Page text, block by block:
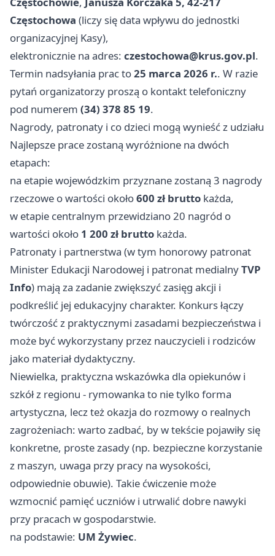
Częstochowa (liczy się data wpływu do jednostki
organizacyjnej Kasy),
elektronicznie na adres: czestochowa@krus.gov.pl.
Termin nadsyłania prac to25 marca 2026 r.. W razie
pytań organizatorzy proszą o kontakt telefoniczny
pod numerem (34) 378 85 19.
Nagrody, patronaty i co dzieci mogą wynieść z udziału
Najlepsze prace zostaną wyróżnione na dwóch
etapach:
na etapie wojewódzkim przyznane zostaną 3 nagrody
rzeczowe o wartości około600 zł brutto każda,
w etapie centralnym przewidziano 20 nagród o
wartości około 1 200 zł brutto każda.
Patronaty i partnerstwa (w tym honorowy patronat
Minister Edukacji Narodowej i patronat medialnyTVP
Info) mają za zadanie zwiększyć zasięg akcji i
podkreślić jej edukacyjny charakter. Konkurs łączy
twórczość z praktycznymi zasadami bezpieczeństwa i
może być wykorzystany przez nauczycieli i rodziców
jako materiał dydaktyczny.
Niewielka, praktyczna wskazówka dla opiekunów i
szkół z regionu - rymowanka to nie tylko forma
artystyczna, lecz też okazja do rozmowy o realnych
zagrożeniach: warto zadbać, by w tekście pojawiły się
konkretne, proste zasady (np. bezpieczne korzystanie
z maszyn, uwaga przy pracy na wysokości,
odpowiednie obuwie). Takie ćwiczenie może
wzmocnić pamięć uczniów i utrwalić dobre nawyki
przy pracach w gospodarstwie.
na podstawie: UM Żywiec.